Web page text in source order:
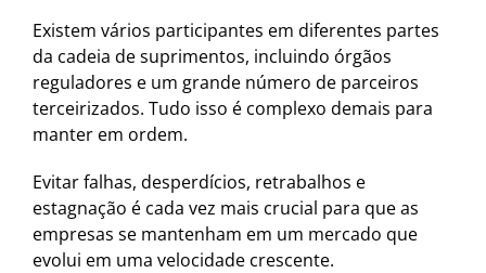
Existem vários participantes em diferentes partes
da cadeia de suprimentos, incluindo órgãos
reguladores e um grande número de parceiros
terceirizados. Tudo isso é complexo demais para
manter em ordem.
Evitar falhas, desperdícios, retrabalhos e
estagnação é cada vez mais crucial para que as
empresas se mantenham em um mercado que
evolui em uma velocidade crescente.